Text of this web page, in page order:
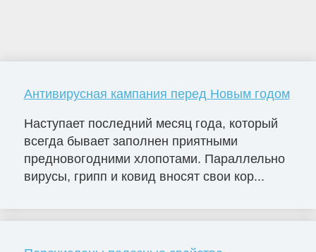
Антивирусная кампания перед Новым годом
Наступает последний месяц года, который
всегда бывает заполнен приятными
предновогодними хлопотами. Параллельно
вирусы, грипп и ковид вносят свои кор...